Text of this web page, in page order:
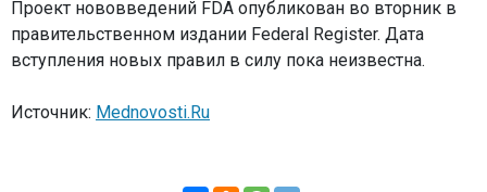
Проект нововведений FDA опубликован во вторник в
правительственном издании Federal Register. Дата
вступления новых правил в силу пока неизвестна.
Источник: Mednovosti.Ru